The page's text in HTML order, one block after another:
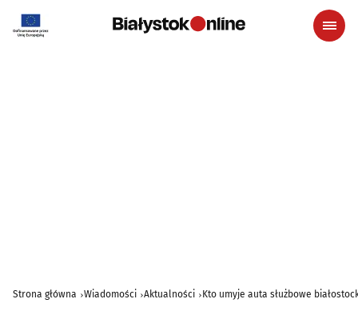
Strona główna Wiadomości Aktualności Kto umyje auta służbowe